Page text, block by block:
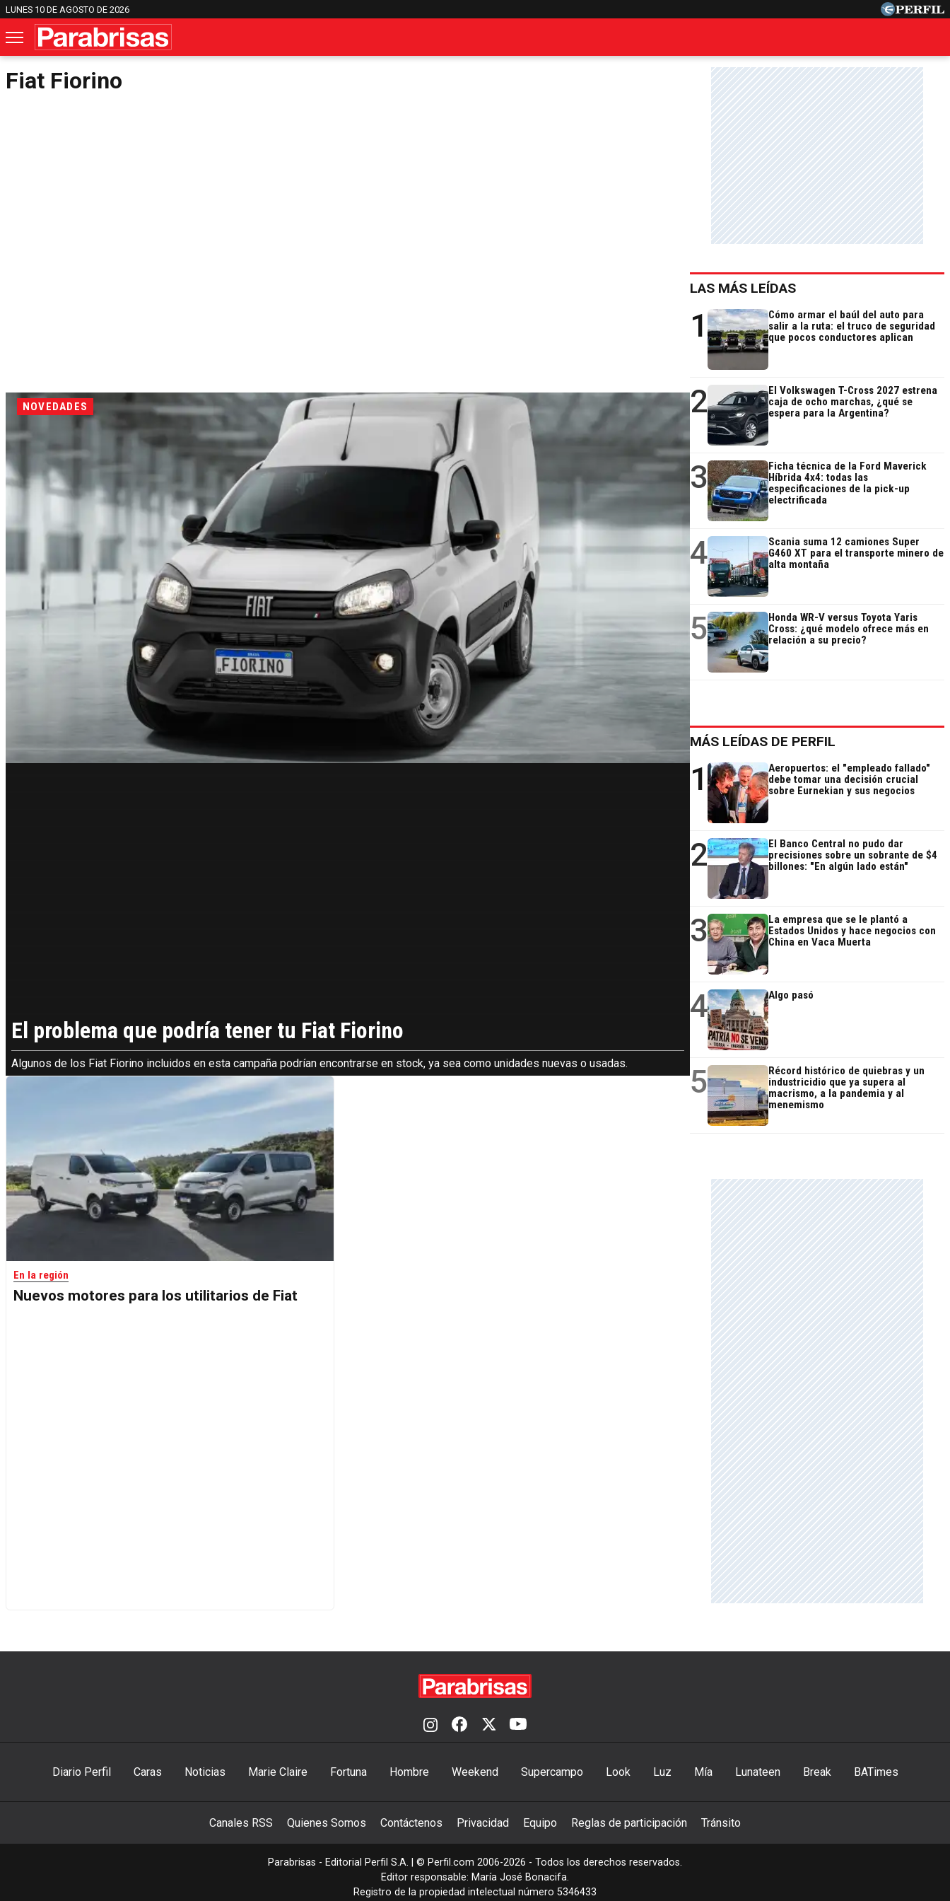
LUNES 10 DE AGOSTO DE 2026
Fiat Fiorino
NOVEDADES
El problema que podría tener tu Fiat Fiorino
Algunos de los Fiat Fiorino incluidos en esta campaña podrían encontrarse en stock, ya sea como unidades nuevas o usadas.
En la región
Nuevos motores para los utilitarios de Fiat
LAS MÁS LEÍDAS
1
Cómo armar el baúl del auto para
salir a la ruta: el truco de seguridad
que pocos conductores aplican
2
El Volkswagen T-Cross 2027 estrena
caja de ocho marchas, ¿qué se
espera para la Argentina?
3
Ficha técnica de la Ford Maverick
Híbrida 4x4: todas las
especificaciones de la pick-up
electrificada
4
Scania suma 12 camiones Super
G460 XT para el transporte minero de
alta montaña
5
Honda WR-V versus Toyota Yaris
Cross: ¿qué modelo ofrece más en
relación a su precio?
MÁS LEÍDAS DE PERFIL
1
Aeropuertos: el "empleado fallado"
debe tomar una decisión crucial
sobre Eurnekian y sus negocios
2
El Banco Central no pudo dar
precisiones sobre un sobrante de $4
billones: "En algún lado están"
3
La empresa que se le plantó a
Estados Unidos y hace negocios con
China en Vaca Muerta
4 Algo pasó
5
Récord histórico de quiebras y un
industricidio que ya supera al
macrismo, a la pandemia y al
menemismo
Diario Perfil Caras Noticias Marie Claire Fortuna Hombre Weekend Supercampo Look Luz Mía Lunateen Break BATimes
Canales RSS Quienes Somos Contáctenos Privacidad Equipo Reglas de participación Tránsito
Parabrisas - Editorial Perfil S.A. | © Perfil.com 2006-2026 - Todos los derechos reservados.
Editor responsable: María José Bonacifa.
Registro de la propiedad intelectual número 5346433